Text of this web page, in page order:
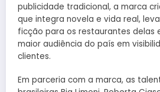
publicidade tradicional, a marca
que integra novela e vida real,
ficção para os restaurantes delas
maior audiência do país em
clientes.
Em parceria com a marca, as